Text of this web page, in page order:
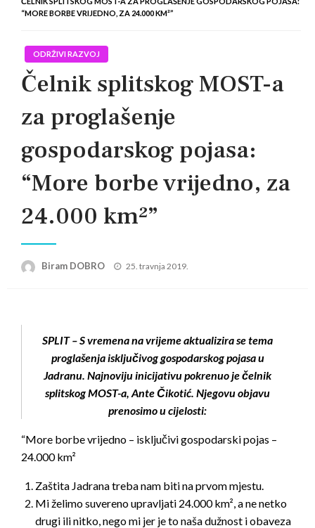
“MORE BORBE VRIJEDNO, ZA 24.000 KM²”
ODRŽIVI RAZVOJ
Čelnik splitskog MOST-a
za proglašenje
gospodarskog pojasa:
“More borbe vrijedno, za
24.000 km²”
Biram DOBRO
Posted
25. travnja 2019.
SPLIT – S vremena na vrijeme aktualizira se tema
proglašenja isključivog gospodarskog pojasa u
Jadranu. Najnoviju inicijativu pokrenuo je čelnik
splitskog MOST-a, Ante Čikotić. Njegovu objavu
prenosimo u cijelosti:
“More borbe vrijedno – isključivi gospodarski pojas –
24.000 km²
Zaštita Jadrana treba nam biti na prvom mjestu.
Mi želimo suvereno upravljati 24.000 km², a ne netko
drugi ili nitko, nego mi jer je to naša dužnost i obaveza